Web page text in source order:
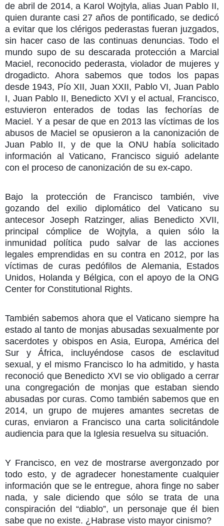
de abril de 2014, a Karol Wojtyla, alias Juan Pablo II,
quien durante casi 27 años de pontificado, se dedicó
a evitar que los clérigos pederastas fueran juzgados,
sin hacer caso de las continuas denuncias. Todo el
mundo supo de su descarada protección a Marcial
Maciel, reconocido pederasta, violador de mujeres y
drogadicto. Ahora sabemos que todos los papas
desde 1943, Pío XII, Juan XXII, Pablo VI, Juan Pablo
I, Juan Pablo II, Benedicto XVI y el actual, Francisco,
estuvieron enterados de todas las fechorías de
Maciel. Y a pesar de que en 2013 las víctimas de los
abusos de Maciel se opusieron a la canonización de
Juan Pablo II, y de que la ONU había solicitado
información al Vaticano, Francisco siguió adelante
con el proceso de canonización de su ex-capo.
Bajo la protección de Francisco también, vive
gozando del exilio diplomático del Vaticano su
antecesor Joseph Ratzinger, alias Benedicto XVII,
principal cómplice de Wojtyla, a quien sólo la
inmunidad política pudo salvar de las acciones
legales emprendidas en su contra en 2012, por las
víctimas de curas pedófilos de Alemania, Estados
Unidos, Holanda y Bélgica, con el apoyo de la ONG
Center for Constitutional Rights.
También sabemos ahora que el Vaticano siempre ha
estado al tanto de monjas abusadas sexualmente por
sacerdotes y obispos en Asia, Europa, América del
Sur y África, incluyéndose casos de esclavitud
sexual, y el mismo Francisco lo ha admitido, y hasta
reconoció que Benedicto XVI se vio obligado a cerrar
una congregación de monjas que estaban siendo
abusadas por curas. Como también sabemos que en
2014, un grupo de mujeres amantes secretas de
curas, enviaron a Francisco una carta solicitándole
audiencia para que la Iglesia resuelva su situación.
Y Francisco, en vez de mostrarse avergonzado por
todo esto, y de agradecer honestamente cualquier
información que se le entregue, ahora finge no saber
nada, y sale diciendo que sólo se trata de una
conspiración del “diablo”, un personaje que él bien
sabe que no existe. ¿Habrase visto mayor cinismo?